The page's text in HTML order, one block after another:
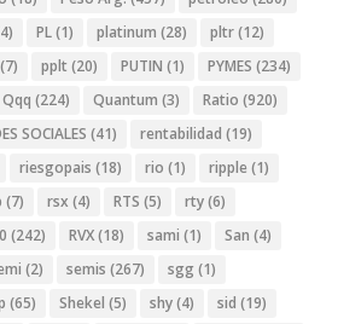
PL(1) platinum (28) pltr(12)
(7) pplt (20) PUTIN (1) PYMES (234)
Qqq (224) Quantum (3) Ratio (920)
SOCIALES (41) rentabilidad (19)
riesgopais (18) rio (1) ripple (1)
(7) rsx (4) RTS (5) rty(6)
(242) RVX(18) sami (1) San (4)
(2) semis (267) sgg (1)
(65) Shekel (5) shy(4) sid (19)